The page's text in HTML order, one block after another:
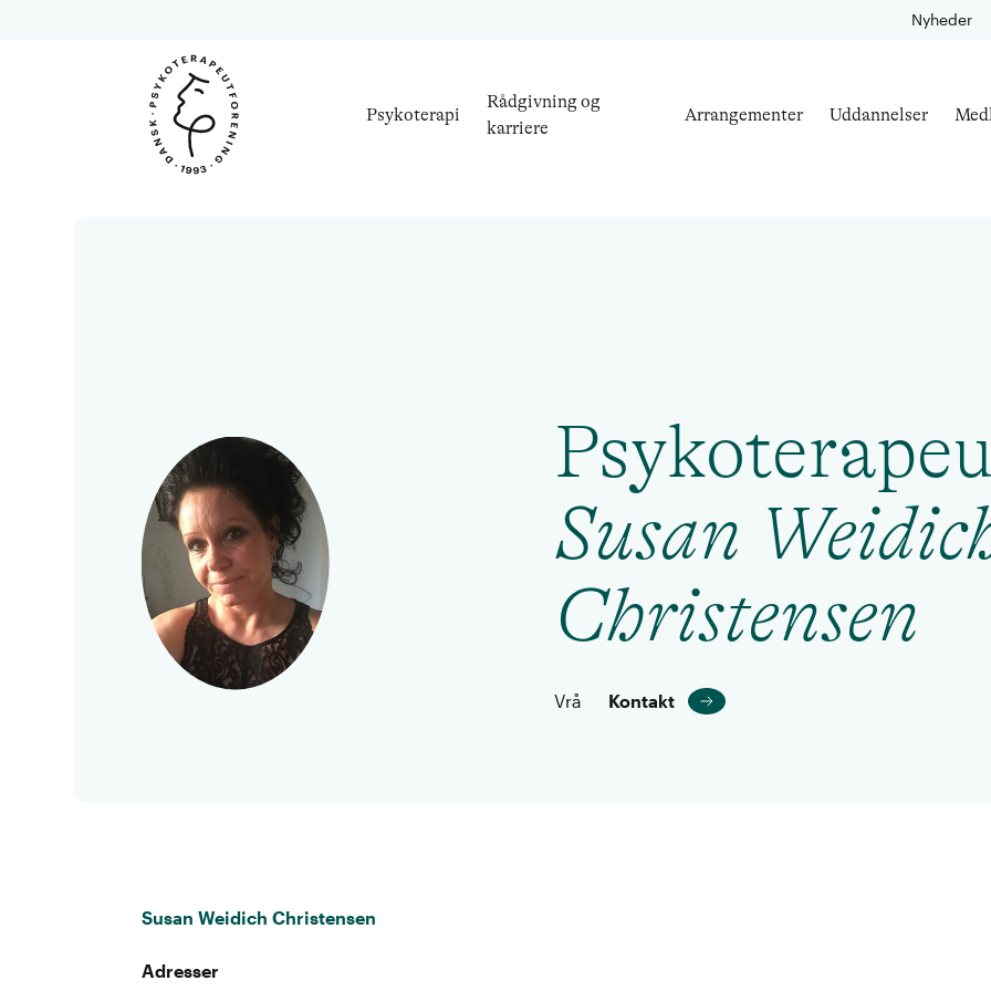
Nyheder
Psykoterapi
Rådgivning og
karriere
Arrangementer Uddannelser
Susan
Christensen
Vrå Kontakt
Susan Weidich Christensen
Adresser